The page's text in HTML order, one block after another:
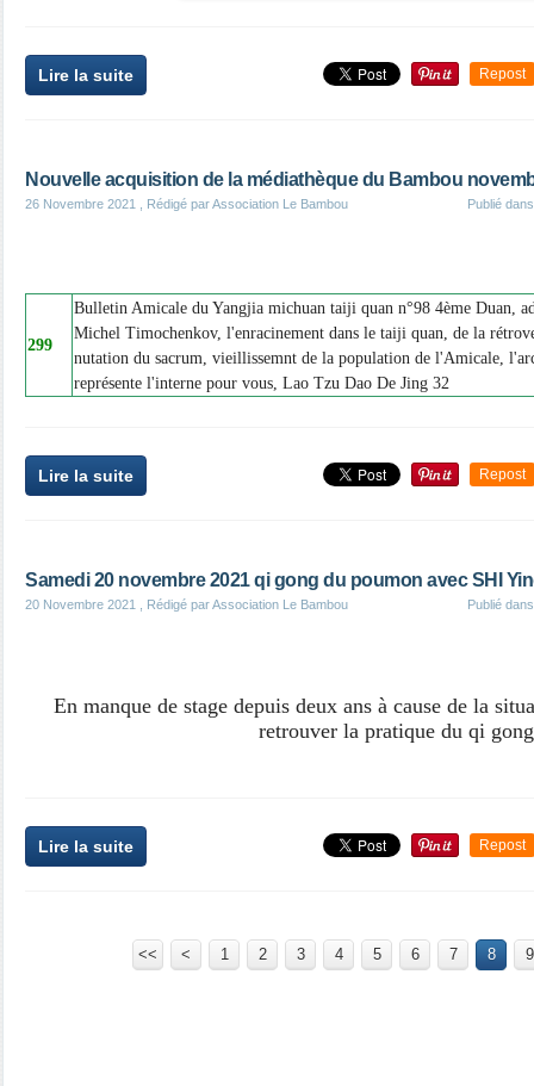
Lire la suite Repost
Nouvelle acquisition de la médiathèque du Bambou
26 Novembre 2021 , Rédigé par Association Le Bambou Publié
299
Bulletin Amicale du Yangjia michuan taiji quan n°98 4ème Duan,
Michel Timochenkov, l'enracinement dans le taiji quan, de la
nutation du sacrum, vieillissemnt de la population de l'Amicale,
représente l'interne pour vous, Lao Tzu Dao De Jing 32
Lire la suite Repost
Samedi 20 novembre 2021 qi gong du poumon avec SHI
20 Novembre 2021 , Rédigé par Association Le Bambou Publié
En manque de stage depuis deux ans à cause de la
retrouver la pratique du qi gong
Lire la suite Repost
<< < 1 2 3 4 5 6 7 8 9